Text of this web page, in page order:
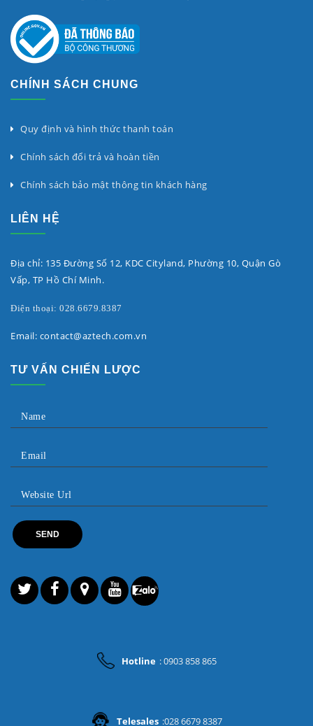
CHÍNH SÁCH CHUNG
Quy định và hình thức thanh toán
Chính sách đổi trả và hoàn tiền
Chính sách bảo mật thông tin khách hàng
LIÊN HỆ
Địa chỉ: 135 Đường Số 12, KDC Cityland, Phường 10, Quận Gò
Vấp, TP Hồ Chí Minh.
Điện thoại: 028.6679.8387
Email: contact@aztech.com.vn
TƯ VẤN CHIẾN LƯỢC
Hotline : 0903 858 865
Telesales :028 6679 8387